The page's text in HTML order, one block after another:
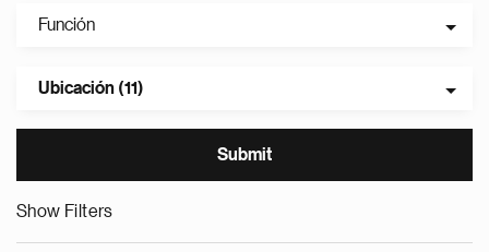
Función
Ubicación (11)
Show Filters